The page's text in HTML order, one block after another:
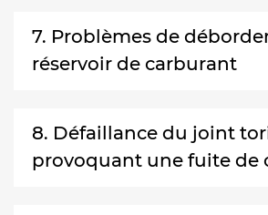
7. Problèmes de
réservoir de carburant
8. Défaillance du joint
provoquant une fuite de